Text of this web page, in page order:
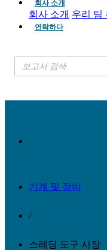
회사 소개
회사 소개 우리 팀
연락하다
기계 및 장비
/
스레딩 도구 시장